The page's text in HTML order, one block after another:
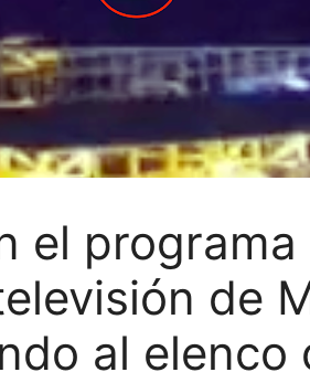
el programa
de
al elenco